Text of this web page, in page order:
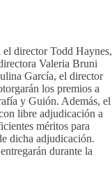
director Todd Haynes,
Valeria Bruni
García, el director
los premios a
y Guión. Además, el
libre adjudicación a
méritos para
dicha adjudicación.
durante la